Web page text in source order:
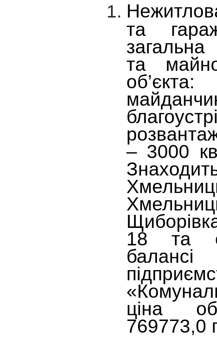
та
та
– 3000
18 та
ціна
769773,0